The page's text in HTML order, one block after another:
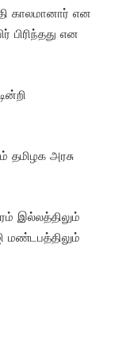
காலமானார் என
என
தமிழக அரசு
இல்லத்திலும்
மண்டபத்திலும்